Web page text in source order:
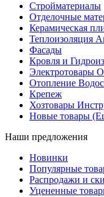
Стройматериалы
Отделочные
Керамическая
Теплоизоляция
Фасады
Кровля и
Электротовары
Отопление
Крепеж
Хозтовары
Новые товары
Наши предложения
Новинки
Популярные
Распродажи и
Уцененные